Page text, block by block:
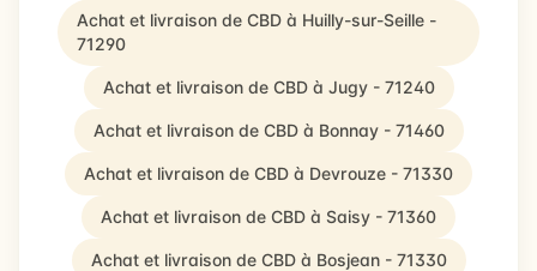
Achat et livraison de CBD à Huilly-sur-Seille -
71290
Achat et livraison de CBD à Jugy - 71240
Achat et livraison de CBD à Bonnay - 71460
Achat et livraison de CBD à Devrouze - 71330
Achat et livraison de CBD à Saisy - 71360
Achat et livraison de CBD à Bosjean - 71330